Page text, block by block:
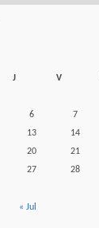
J V
6 7
13 14
20 21
27 28
« Jul